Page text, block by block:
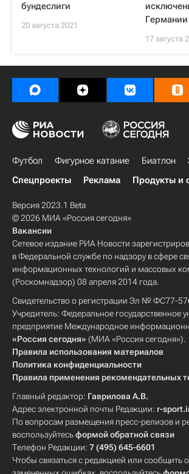
бундеслиги
20 августа 2021
Германии
17 августа
Футбол Фигурное катание Биатлон
Спецпроекты
Реклама Продукты и
Версия 2023.1 Beta
© 2026 МИА «Россия сегодня»
Вакансии
Сетевое издание РИА Новости
в Федеральной службе по надзору в сфере
информационных технологий и массовых
(Роскомнадзор) 08 апреля 2014 года.
Свидетельство о регистрации Эл № ФС77-
Учредитель: Федеральное государственное
предприятие Международное
«Россия сегодня» (МИА «Россия сегодня»).
Правила использования материалов
Политика конфиденциальности
Правила применения рекомендательных
Главный редактор: Гаврилова А.В.
Адрес электронной почты Редакции: r-
По вопросам размещения пресс-релизов и
воспользуйтесьформой обратной связи
Телефон Редакции: 7 (495) 645-6601
Чтобы связаться с редакцией или сообщить